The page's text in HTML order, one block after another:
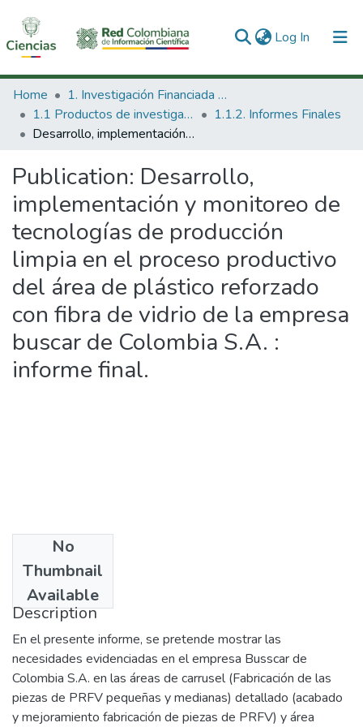
Log In (current)
Communities & Collections
All of DSpace
Home
1. Investigación Financiada con Recursos Públicos
1.1 Productos de investigación
1.1.2. Informes Finales
Desarrollo, implementación y monitoreo de tecnologías de producción limpia en el proceso productivo del área de plástico reforzado con fibra de vidrio de la empresa buscar de Colombia S.A. : informe final.
Publication: Desarrollo,
implementación y monitoreo de
tecnologías de producción
limpia en el proceso productivo
del área de plástico reforzado
con fibra de vidrio de la empresa
buscar de Colombia S.A. :
informe final.
No
Thumbnail
Available
2009
Description
En el presente informe, se pretende mostrar las
necesidades evidenciadas en el empresa Busscar de
Colombia S.A. en las áreas de carrusel (Fabricación de las
piezas de PRFV pequeñas y medianas) detallado (acabado
y mejoramiento fabricación de piezas de PRFV) y área